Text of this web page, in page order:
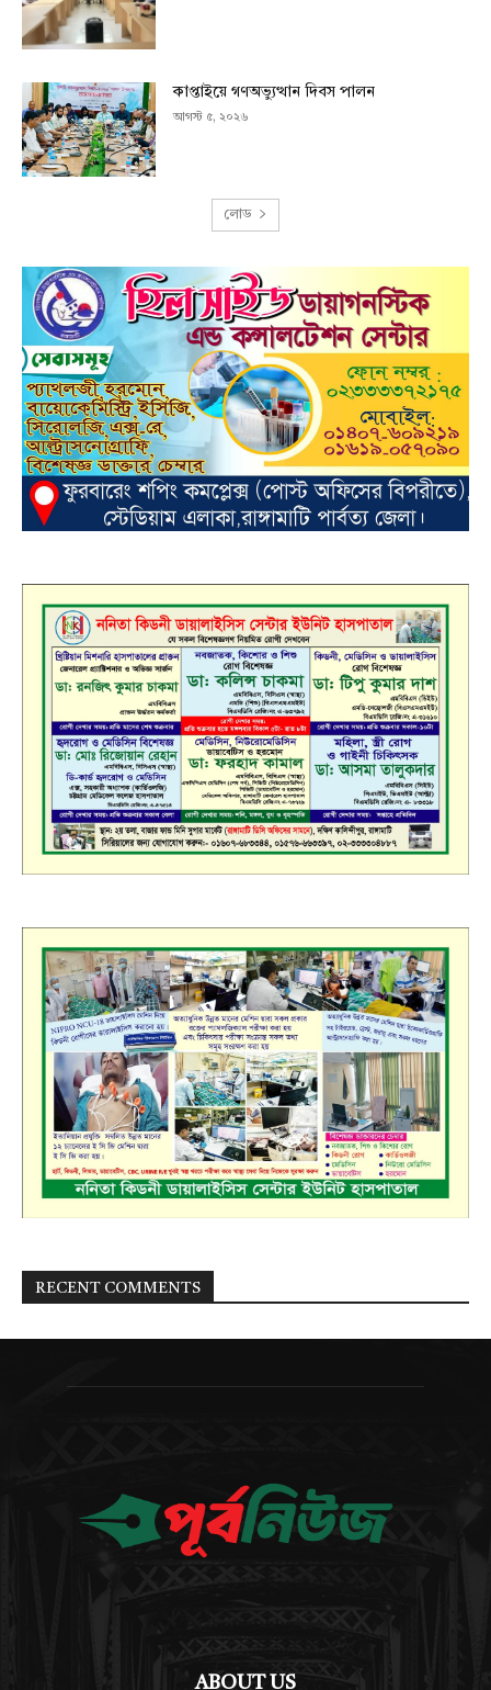
কাপ্তাইয়ে গণঅভ্যুত্থান দিবস পালন
আগস্ট ৫, ২০২৬
লোড
RECENT COMMENTS
ABOUT US